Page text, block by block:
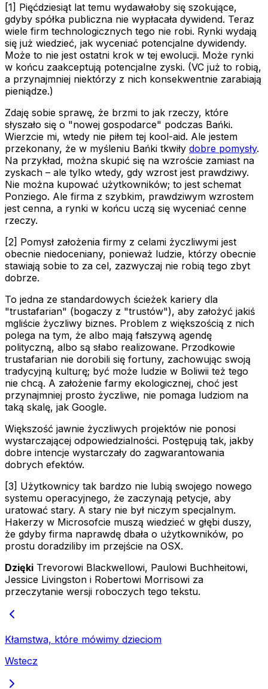
[1] Pięćdziesiąt lat temu wydawałoby się szokujące,
gdyby spółka publiczna nie wypłacała dywidend. Teraz
wiele firm technologicznych tego nie robi. Rynki wydają
się już wiedzieć, jak wyceniać potencjalne dywidendy.
Może to nie jest ostatni krok w tej ewolucji. Może rynki
w końcu zaakceptują potencjalne zyski. (VC już to robią,
a przynajmniej niektórzy z nich konsekwentnie zarabiają
pieniądze.)
Zdaję sobie sprawę, że brzmi to jak rzeczy, które
słyszało się o "nowej gospodarce" podczas Bańki.
Wierzcie mi, wtedy nie piłem tej kool-aid. Ale jestem
przekonany, że w myśleniu Bańki tkwiły dobre pomysły.
Na przykład, można skupić się na wzroście zamiast na
zyskach – ale tylko wtedy, gdy wzrost jest prawdziwy.
Nie można kupować użytkowników; to jest schemat
Ponziego. Ale firma z szybkim, prawdziwym wzrostem
jest cenna, a rynki w końcu uczą się wyceniać cenne
rzeczy.
[2] Pomysł założenia firmy z celami życzliwymi jest
obecnie niedoceniany, ponieważ ludzie, którzy obecnie
stawiają sobie to za cel, zazwyczaj nie robią tego zbyt
dobrze.
To jedna ze standardowych ścieżek kariery dla
"trustafarian" (bogaczy z "trustów"), aby założyć jakiś
mgliście życzliwy biznes. Problem z większością z nich
polega na tym, że albo mają fałszywą agendę
polityczną, albo są słabo realizowane. Przodkowie
trustafarian nie dorobili się fortuny, zachowując swoją
tradycyjną kulturę; być może ludzie w Boliwii też tego
nie chcą. A założenie farmy ekologicznej, choć jest
przynajmniej prosto życzliwe, nie pomaga ludziom na
taką skalę, jak Google.
Większość jawnie życzliwych projektów nie ponosi
wystarczającej odpowiedzialności. Postępują tak, jakby
dobre intencje wystarczały do zagwarantowania
dobrych efektów.
[3] Użytkownicy tak bardzo nie lubią swojego nowego
systemu operacyjnego, że zaczynają petycje, aby
uratować stary. A stary nie był niczym specjalnym.
Hakerzy w Microsofcie muszą wiedzieć w głębi duszy,
że gdyby firma naprawdę dbała o użytkowników, po
prostu doradziliby im przejście na OSX.
Dzięki Trevorowi Blackwellowi, Paulowi Buchheitowi,
Jessice Livingston i Robertowi Morrisowi za
przeczytanie wersji roboczych tego tekstu.
Kłamstwa, które mówimy dzieciom
Wstecz